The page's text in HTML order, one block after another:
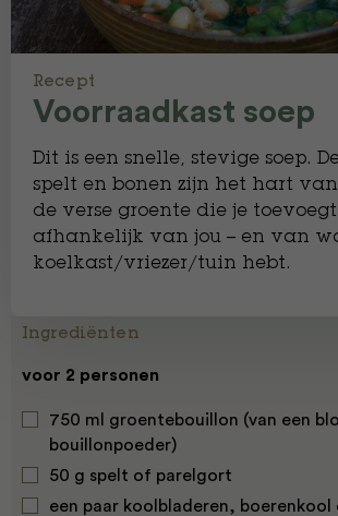
Recept
Voorraadkast soep
Dit is een snelle, stevige soep.
spelt en bonen zijn het hart van
de verse groente die je
afhankelijk van jou – en van
koelkast/vriezer/tuin hebt.
Ingrediënten
voor 2 personen
750 ml groentebouillon (van een
bouillonpoeder)
50 g spelt of parelgort
een paar koolbladeren, boerenkool